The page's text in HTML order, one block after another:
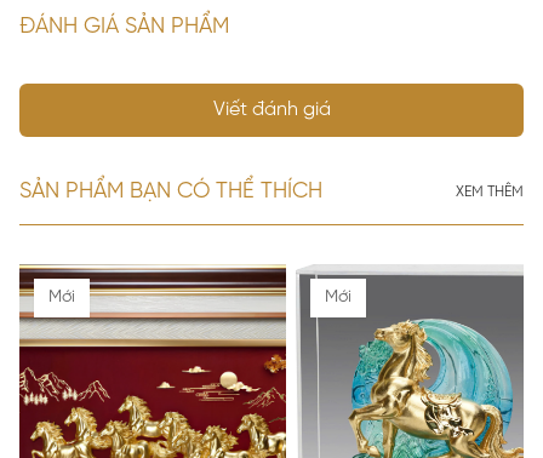
ĐÁNH GIÁ SẢN PHẨM
Viết đánh giá
SẢN PHẨM BẠN CÓ THỂ THÍCH XEM THÊM
Mới Mới